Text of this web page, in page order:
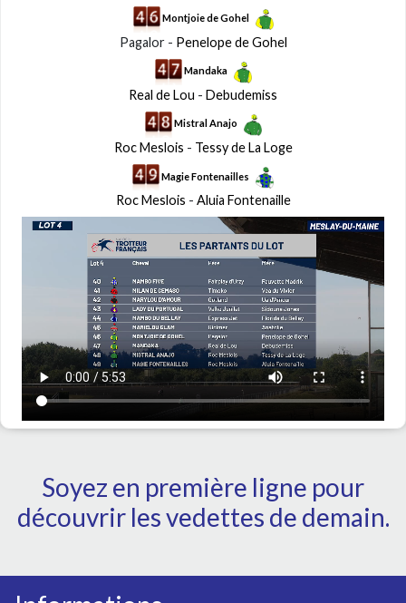
Montjoie de Gohel
Pagalor - Penelope de Gohel
Mandaka
Real de Lou - Debudemiss
Mistral Anajo
Roc Meslois - Tessy de La Loge
Magie Fontenailles
Roc Meslois - Aluia Fontenaille
Soyez en première ligne pour
découvrir les vedettes de demain.